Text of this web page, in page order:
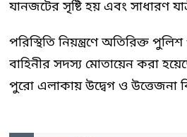
যানজটের সৃষ্টি হয় এবং সাধারণ
পরিস্থিতি নিয়ন্ত্রণে অতিরিক্ত
বাহিনীর সদস্য মোতায়েন করা
পুরো এলাকায় উদ্বেগ ও উত্তেজনা